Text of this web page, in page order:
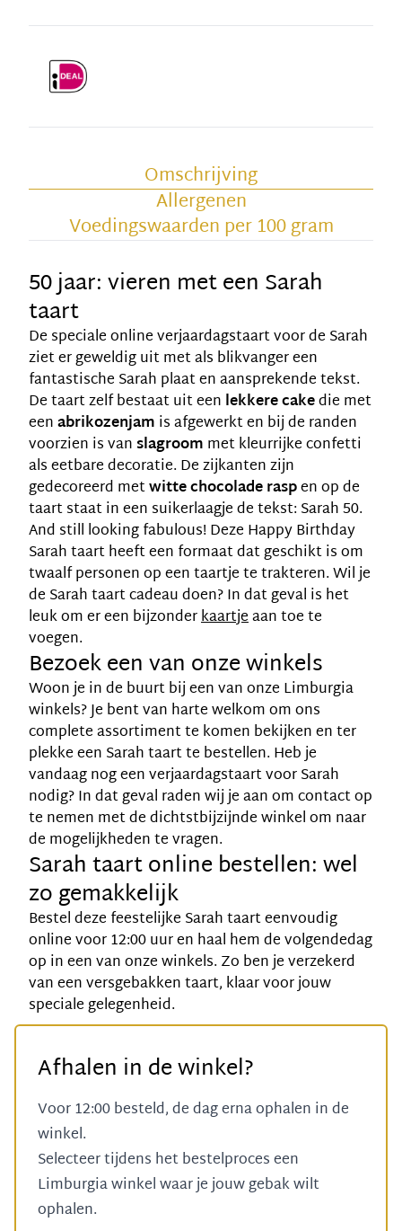
Omschrijving
Allergenen
Voedingswaarden per 100 gram
50 jaar: vieren met een Sarah
taart
De specialeonline verjaardagstaartvoor de Sarah
ziet er geweldig uit met als blikvanger een
fantastische Sarah plaat en aansprekende tekst.
De taart zelf bestaat uit een lekkere cakedie met
eenabrikozenjam is afgewerkt en bij de randen
voorzien is vanslagroom met kleurrijke confetti
als eetbare decoratie. De zijkanten zijn
gedecoreerd metwitte chocolade raspen op de
taart staat in een suikerlaagje de tekst: Sarah 50.
And still looking fabulous! Deze Happy Birthday
Sarah taart heeft een formaat dat geschikt is om
twaalf personen op een taartje te trakteren. Wil je
de Sarah taart cadeau doen? In dat geval is het
leuk om er een bijzonderkaartjeaan toe te
voegen.
Bezoek een van onze winkels
Woon je in de buurt bij een van onze Limburgia
winkels? Je bent van harte welkom om ons
complete assortiment te komen bekijken en ter
plekke een Sarah taart te bestellen. Heb je
vandaag nog een verjaardagstaart voor Sarah
nodig? In dat geval raden wij je aan om contact op
te nemen met de dichtstbijzijnde winkel om naar
de mogelijkheden te vragen.
Sarah taart online bestellen: wel
zo gemakkelijk
Bestel deze feestelijke Sarah taart eenvoudig
online voor 12:00 uur en haal hem de volgendedag
op in een van onze winkels. Zo ben je verzekerd
van een versgebakken taart, klaar voor jouw
speciale gelegenheid.
Afhalen in de winkel?
Voor 12:00 besteld, de dag erna ophalen in de
winkel.
Selecteer tijdens het bestelproces een
Limburgia winkelwaar je jouw gebak wilt
ophalen.